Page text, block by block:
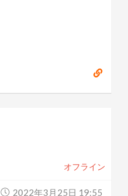
オフライン
2022年3月25日 19:55